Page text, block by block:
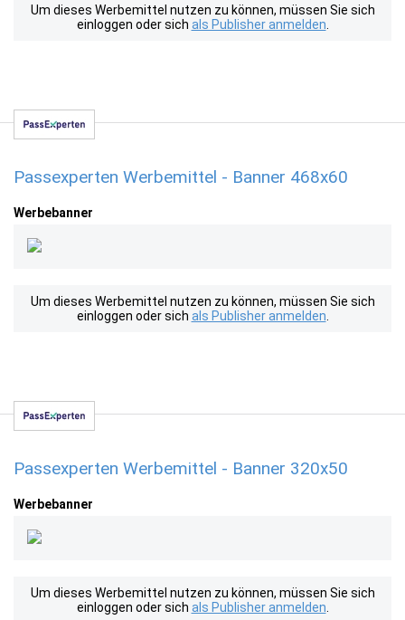
Um dieses Werbemittel nutzen zu können, müssen Sie sich
einloggen oder sich als Publisher anmelden
Passexperten Werbemittel - Banner 468x60
Werbebanner
Um dieses Werbemittel nutzen zu können, müssen Sie sich
einloggen oder sich als Publisher anmelden
Passexperten Werbemittel - Banner 320x50
Werbebanner
Um dieses Werbemittel nutzen zu können, müssen Sie sich
einloggen oder sich als Publisher anmelden